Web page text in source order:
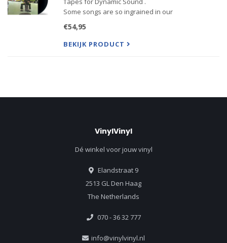
Some songs are so ingrained in our
identifiable upon hearing one or two notes.
Featuring one of the most indelible riffs ever
€54,95
BEKIJK PRODUCT
VinylVinyl
Dé winkel voor jouw vinyl
Elandstraat 9
2513 GL Den Haag
The Netherlands
070 - 36 32 777
info@vinylvinyl.nl